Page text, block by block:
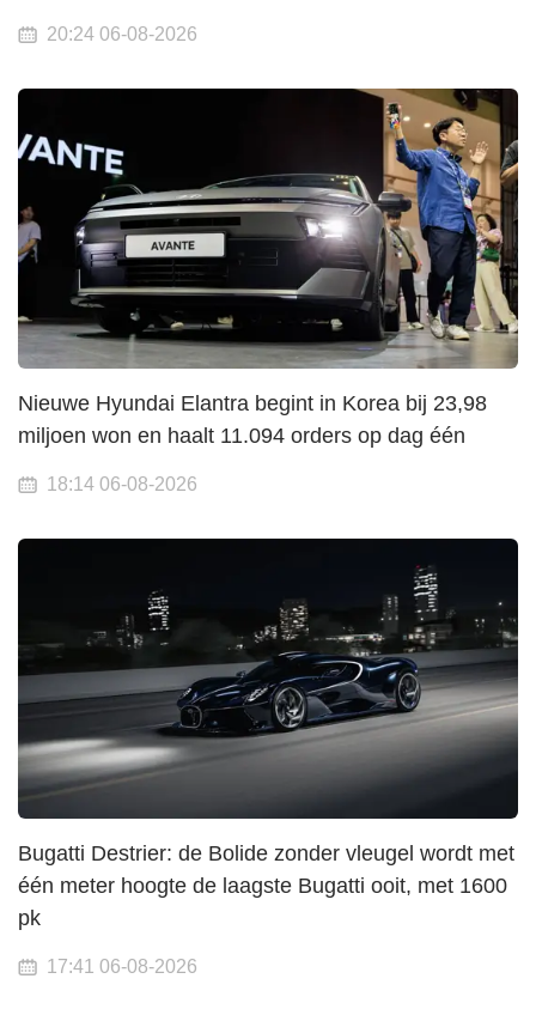
20:24 06-08-2026
Nieuwe Hyundai Elantra begint in Korea bij 23,98
miljoen won en haalt 11.094 orders op dag één
18:14 06-08-2026
Bugatti Destrier: de Bolide zonder vleugel wordt met
één meter hoogte de laagste Bugatti ooit, met 1600
pk
17:41 06-08-2026